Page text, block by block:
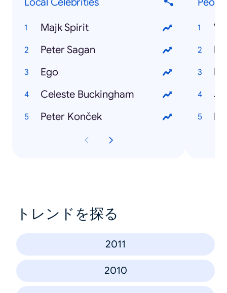
Majk Spirit
Peter Sagan
Ego
Celeste Buckingham
Peter Konček
トレンドを探る
2011
2010